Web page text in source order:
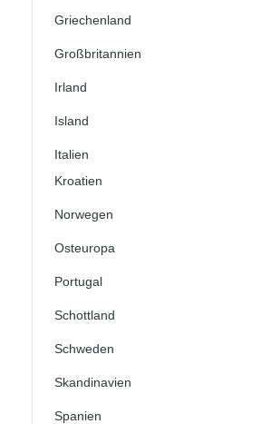
Griechenland
Großbritannien
Irland
Island
Italien
Kroatien
Norwegen
Osteuropa
Portugal
Schottland
Schweden
Skandinavien
Spanien